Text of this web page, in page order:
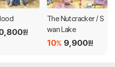
원
The Nutcracker / S
wan Lake
9,900원
10%